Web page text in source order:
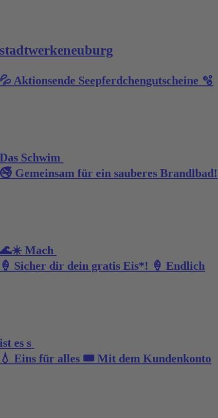
stadtwerkeneuburg
💦 Aktionsende Seepferdchengutscheine 🫧
Das Schwim
🚭 Gemeinsam für ein sauberes Brandlbad!
🌊☀️ Mach
🍦 Sicher dir dein gratis Eis*! 🍦 Endlich
ist es s
💧 Eins für alles 🎟️ Mit dem Kundenkonto